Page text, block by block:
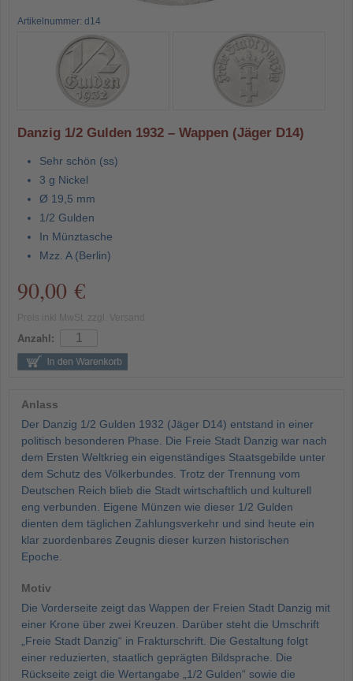
Artikelnummer: d14
Danzig 1/2 Gulden 1932 – Wappen (Jäger D14)
Sehr schön (ss)
3 g Nickel
Ø 19,5 mm
1/2 Gulden
In Münztasche
Mzz. A (Berlin)
90,00 €
Anzahl:
Anlass
Der Danzig 1/2 Gulden 1932 (Jäger D14) entstand in einer
politisch besonderen Phase. Die Freie Stadt Danzig war nach
dem Ersten Weltkrieg ein eigenständiges Staatsgebilde unter
dem Schutz des Völkerbundes. Trotz der Trennung vom
Deutschen Reich blieb die Stadt wirtschaftlich und kulturell
eng verbunden. Eigene Münzen wie dieser 1/2 Gulden
dienten dem täglichen Zahlungsverkehr und sind heute ein
klar zuordenbares Zeugnis dieser kurzen historischen
Epoche.
Motiv
Die Vorderseite zeigt das Wappen der Freien Stadt Danzig mit
einer Krone über zwei Kreuzen. Darüber steht die Umschrift
„Freie Stadt Danzig“ in Frakturschrift. Die Gestaltung folgt
einer reduzierten, staatlich geprägten Bildsprache. Die
Rückseite zeigt die Wertangabe „1/2 Gulden“ sowie die